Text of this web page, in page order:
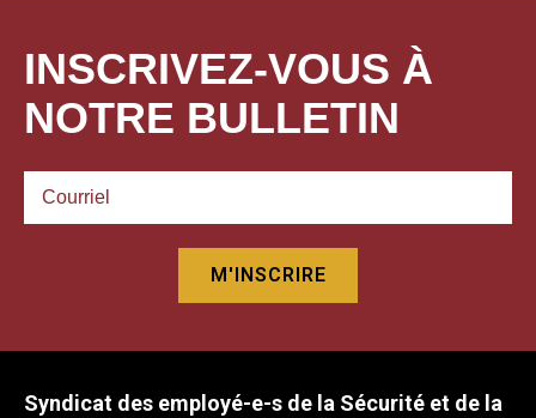
INSCRIVEZ-VOUS À
NOTRE BULLETIN
Syndicat des employé-e-s de la Sécurité et de la